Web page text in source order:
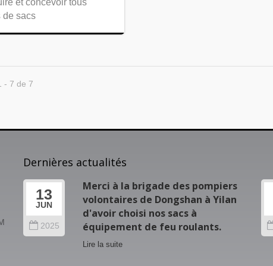
de sacs
- 7 de 7
Dernières actualités
13
JUN
2025
Merci à la brigade des pompiers
volontaires de Dongshan à Yilan
d'avoir choisi nos sacs à
équipement de feu roulants.
Lire la suite